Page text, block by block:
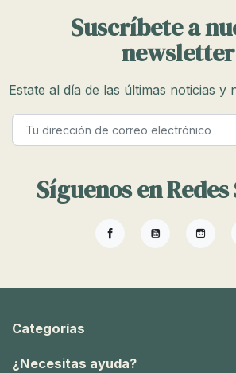
Suscríbete a
newsletter
Estate al día de las últimas noticias y
Síguenos en
FacebookYouTube
Categorías
¿Necesitas ayuda?